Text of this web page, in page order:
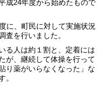
成24年度から始めたもので
に、町民に対して実施状況
査を行いました。
る人は約１割と、定着には
が、継続して体操を行って
り薬がいらなくなった」な
。